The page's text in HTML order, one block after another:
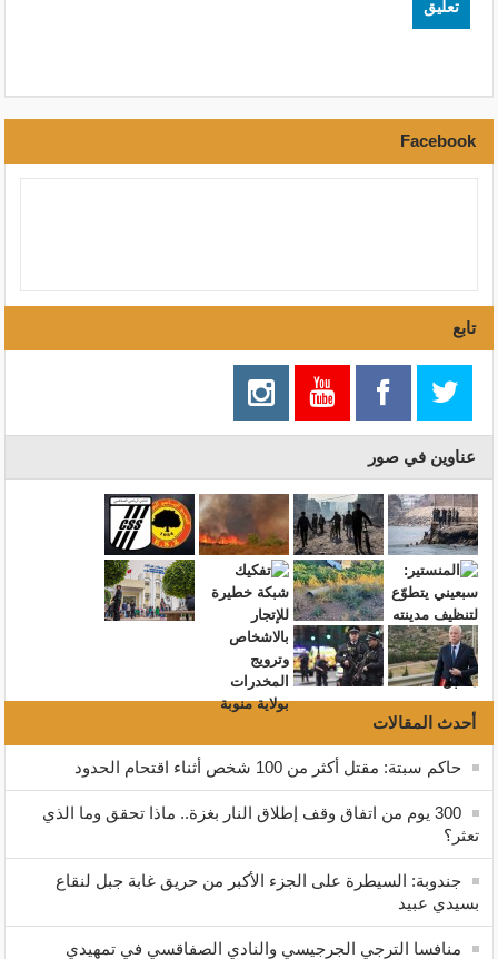
Facebook
تابع
عناوين في صور
أحدث المقالات
حاكم سبتة: مقتل أكثر من 100 شخص أثناء اقتحام الحدود
300 يوم من اتفاق وقف إطلاق النار بغزة.. ماذا تحقق وما الذي
تعثر؟
جندوبة: السيطرة على الجزء الأكبر من حريق غابة جبل لنقاع
بسيدي عبيد
منافسا الترجي الجرجيسي والنادي الصفاقسي في تمهيدي